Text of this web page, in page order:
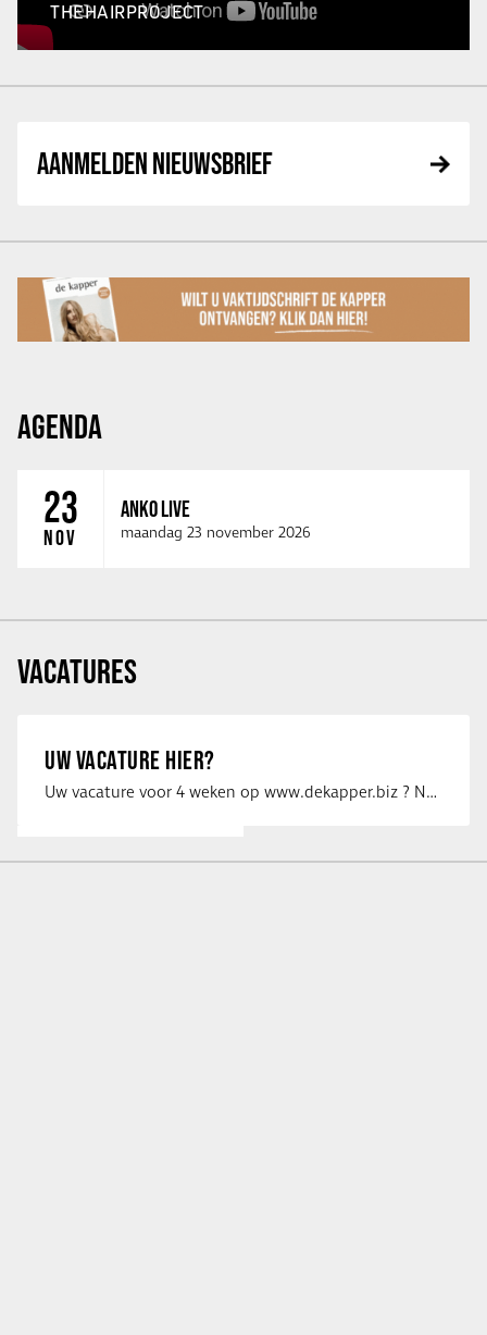
THEHAIRPROJECT
AANMELDEN NIEUWSBRIEF
AGENDA
23
NOV
ANKO LIVE
maandag 23 november 2026
VACATURES
UW VACATURE HIER?
Uw vacature voor 4 weken op www.dekapper.biz ? Neem dan contact op met Maaike …